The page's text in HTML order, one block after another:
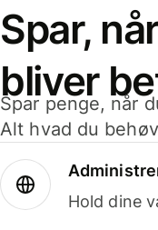
Spar,
bliver
Spar penge, når
Alt hvad du
Hold dine